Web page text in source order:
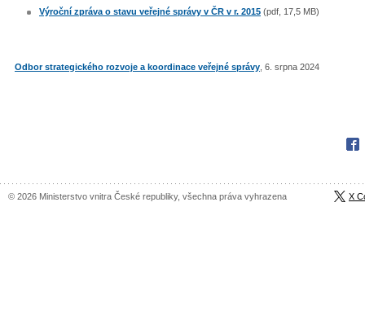
Výroční zpráva o stavu veřejné správy v ČR v r. 2015 (pdf, 17,5 MB)
Odbor strategického rozvoje a koordinace veřejné správy , 6. srpna 2024
© 2026 Ministerstvo vnitra České republiky, všechna práva vyhrazena X